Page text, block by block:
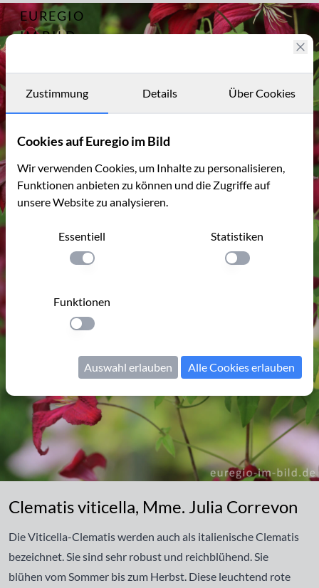
EUREGIO
IM BILD
Archiv
Kontakt
Archiv 13935
Clematis viticella, Mme. Julia Correvon
Die Viticella-Clematis werden auch als italienische Clematis
bezeichnet. Sie sind sehr robust und reichblühend. Sie
blühen vom Sommer bis zum Herbst. Diese leuchtend rote
Zustimmung Details Über Cookies
Cookies auf Euregio im Bild
Wir verwenden Cookies, um Inhalte zu personalisieren,
Funktionen anbieten zu können und die Zugriffe auf
unsere Website zu analysieren.
Essentiell
Einstellung anwenden
Statistiken
Einstellung
Funktionen
Einstellung anwenden
Auswahl erlauben Alle Cookies erlauben